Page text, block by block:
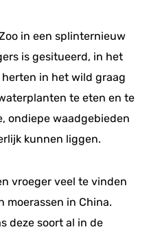
in een splinternieuw
is gesitueerd, in het
in het wild graag
te eten en te
ondiepe waadgebieden
kunnen liggen.
vroeger veel te vinden
moerassen in China.
deze soort al in de